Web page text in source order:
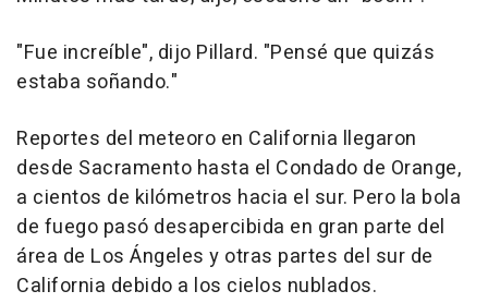
"Fue increíble", dijo Pillard. "Pensé que quizás
estaba soñando."
Reportes del meteoro en California llegaron
desde Sacramento hasta el Condado de Orange,
a cientos de kilómetros hacia el sur. Pero la bola
de fuego pasó desapercibida en gran parte del
área de Los Ángeles y otras partes del sur de
California debido a los cielos nublados.